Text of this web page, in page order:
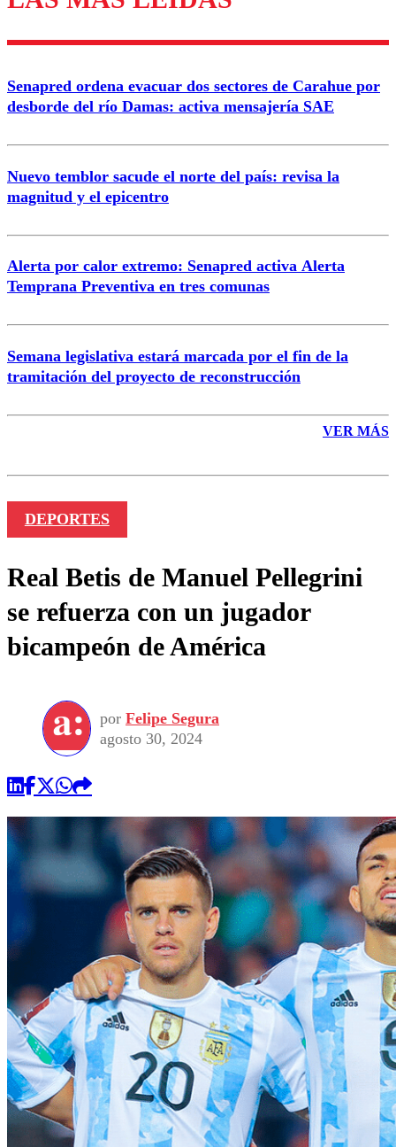
diálogo respetuoso.
Correo
Senapred ordena evacuar dos sectores de Carahue por
desborde del río Damas: activa mensajería SAE
Nuevo temblor sacude el norte del país: revisa la
magnitud y el epicentro
Alerta por calor extremo: Senapred activa Alerta
Temprana Preventiva en tres comunas
Semana legislativa estará marcada por el fin de la
tramitación del proyecto de reconstrucción
VER MÁS
DEPORTES
Real Betis de Manuel Pellegrini
se refuerza con un jugador
bicampeón de América
por Felipe Segura
agosto 30, 2024